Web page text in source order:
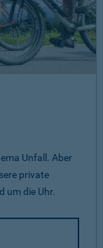
Unfall. Aber
private
um die Uhr.